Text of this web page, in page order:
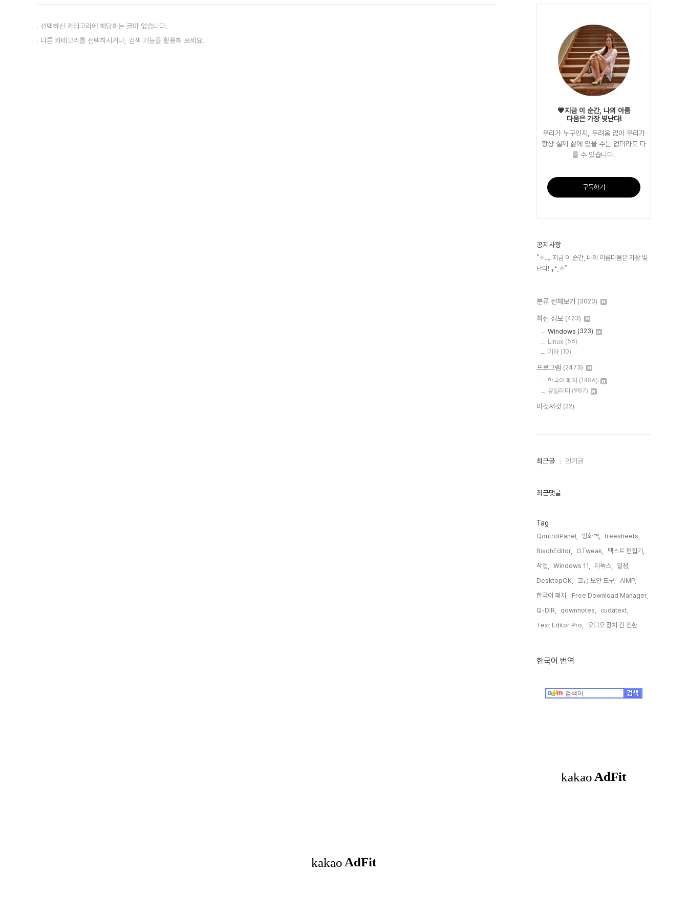
선택하신 카테고리에 해당하는 글이 없습니다.
다른 카테고리를 선택하시거나, 검색 기능을 활용해 보세요.
💗지금 이 순간, 나의 아름
다움은 가장 빛난다!
우리가 누구인지, 두려움 없이 우리가
항상 실제 삶에 있을 수는 없더라도 다
를 수 있습니다.
구독하기
공지사항
˚✧₊⁎ 지금 이 순간, 나의 아름다움은 가장 빛
난다! ⁎⁺˳✧˚
분류 전체보기 (3023)
최신 정보 (423)
Windows (323)
Linux (56)
기타 (10)
프로그램 (2473)
한국어 패치 (1486)
유틸리티 (987)
이것저것 (22)
최
인
최근글 인기글
최근댓글
Tag
QontrolPanel, 방화벽,
treesheets,
RisohEditor,
GTweak,
텍스트 편집기,
작업,
Windows 11, 리눅스,
일정,
DesktopOK,
고급 보안 도구,
AIMP,
한국어 패치,
Free Download Manager,
Q-DIR,
qownnotes,
cudatext,
Text Editor Pro,
오디오 장치 간 전환,
한국어 번역